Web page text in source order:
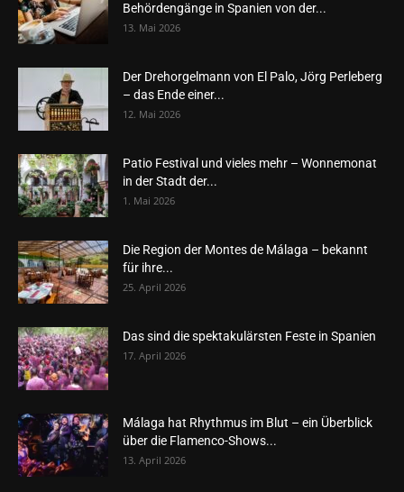
Behördengänge in Spanien von der...
13. Mai 2026
Der Drehorgelmann von El Palo, Jörg Perleberg
– das Ende einer...
12. Mai 2026
Patio Festival und vieles mehr – Wonnemonat
in der Stadt der...
1. Mai 2026
Die Region der Montes de Málaga – bekannt
für ihre...
25. April 2026
Das sind die spektakulärsten Feste in Spanien
17. April 2026
Málaga hat Rhythmus im Blut – ein Überblick
über die Flamenco-Shows...
13. April 2026